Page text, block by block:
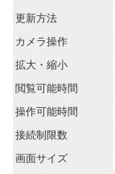
更新方法
カメラ操作
拡大・縮小
閲覧可能時間
操作可能時間
接続制限数
画面サイズ